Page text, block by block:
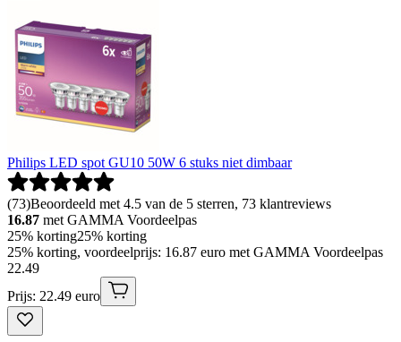
Philips LED spot GU10 50W 6 stuks niet dimbaar
(73)Beoordeeld met 4.5 van de 5 sterren, 73 klantreviews
16.87 met GAMMA Voordeelpas
25% korting25% korting
25% korting, voordeelprijs: 16.87 euro met GAMMA Voordeelpas
22.49
Prijs: 22.49 euro